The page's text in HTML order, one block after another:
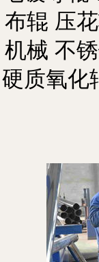
布辊 压
机械 不
硬质氧化